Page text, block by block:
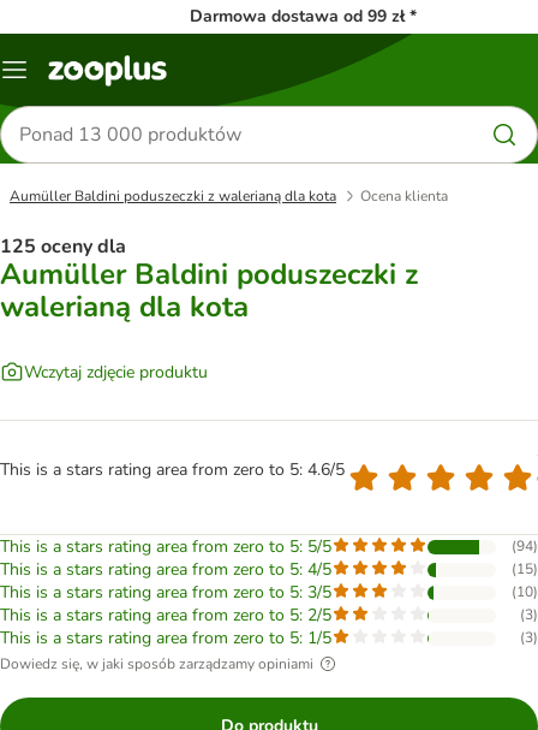
Darmowa dostawa od 99 zł *
Menu
Szukaj
produktów
Aumüller Baldini poduszeczki z walerianą dla kota Ocena klienta
125 oceny dla
Aumüller Baldini poduszeczki z
walerianą dla kota
Wczytaj zdjęcie produktu
This is a stars rating area from zero to 5: 4.6/5
This is a stars rating area from zero to 5: 5/5 (94)
This is a stars rating area from zero to 5: 4/5 (15)
This is a stars rating area from zero to 5: 3/5 (10)
This is a stars rating area from zero to 5: 2/5 (3)
This is a stars rating area from zero to 5: 1/5 (3)
Dowiedz się, w jaki sposób zarządzamy opiniami